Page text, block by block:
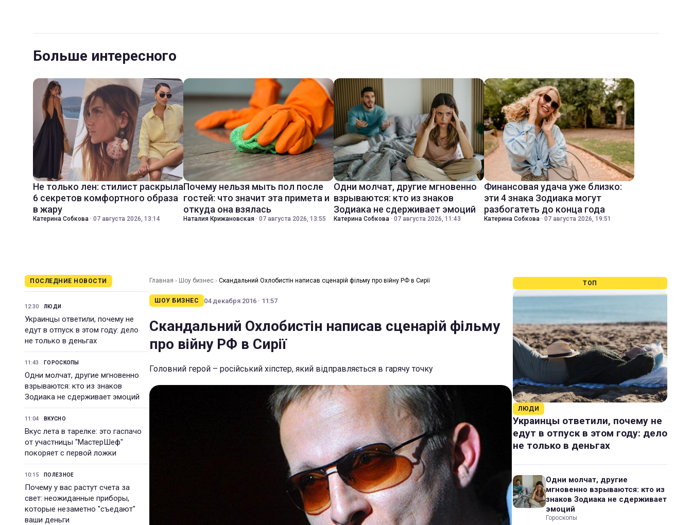
Больше интересного
Не только лен: стилист раскрыла
6 секретов комфортного образа
в жару
Катерина Собкова · 07 августа 2026, 13:14
Почему нельзя мыть пол после
гостей: что значит эта примета и
откуда она взялась
Наталия Крижановская · 07 августа 2026, 13:55
Одни молчат, другие мгновенно
взрываются: кто из знаков
Зодиака не сдерживает эмоций
Катерина Собкова · 07 августа 2026, 11:43
Финансовая удача уже близко:
эти 4 знака Зодиака могут
разбогатеть до конца года
Катерина Собкова · 07 августа 2026, 19:51
ПОСЛЕДНИЕ НОВОСТИ
12:30 ЛЮДИ
Украинцы ответили, почему не
едут в отпуск в этом году: дело
не только в деньгах
11:43 ГОРОСКОПЫ
Одни молчат, другие мгновенно
взрываются: кто из знаков
Зодиака не сдерживает эмоций
11:04 ВКУСНО
Вкус лета в тарелке: это гаспачо
от участницы "МастерШеф"
покоряет с первой ложки
10:15 ПОЛЕЗНОЕ
Почему у вас растут счета за
свет: неожиданные приборы,
которые незаметно "съедают"
ваши деньги
Главная › Шоу бизнес › Скандальний Охлобистін написав сценарій фільму про війну РФ в Сирії
ШОУ БИЗНЕС 04 декабря 2016 · 11:57
Скандальний Охлобистін написав сценарій фільму
про війну РФ в Сирії
Головний герой – російський хіпстер, який відправляється в гарячу точку
ТОП
ЛЮДИ
Украинцы ответили, почему не
едут в отпуск в этом году: дело
не только в деньгах
Одни молчат, другие
мгновенно взрываются: кто из
знаков Зодиака не сдерживает
эмоций
Гороскопы